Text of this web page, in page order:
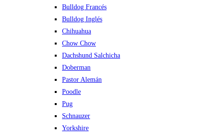
Bulldog Francés
Bulldog Inglés
Chihuahua
Chow Chow
Dachshund Salchicha
Doberman
Pastor Alemán
Poodle
Pug
Schnauzer
Yorkshire